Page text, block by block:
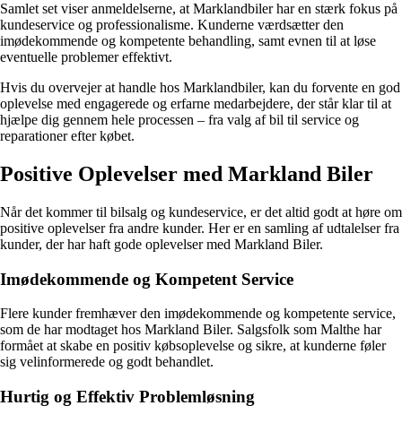
Samlet set viser anmeldelserne, at Marklandbiler har en stærk fokus på
kundeservice og professionalisme. Kunderne værdsætter den
imødekommende og kompetente behandling, samt evnen til at løse
eventuelle problemer effektivt.
Hvis du overvejer at handle hos Marklandbiler, kan du forvente en god
oplevelse med engagerede og erfarne medarbejdere, der står klar til at
hjælpe dig gennem hele processen – fra valg af bil til service og
reparationer efter købet.
Positive Oplevelser med Markland Biler
Når det kommer til bilsalg og kundeservice, er det altid godt at høre om
positive oplevelser fra andre kunder. Her er en samling af udtalelser fra
kunder, der har haft gode oplevelser med Markland Biler.
Imødekommende og Kompetent Service
Flere kunder fremhæver den imødekommende og kompetente service,
som de har modtaget hos Markland Biler. Salgsfolk som Malthe har
formået at skabe en positiv købsoplevelse og sikre, at kunderne føler
sig velinformerede og godt behandlet.
Hurtig og Effektiv Problemløsning